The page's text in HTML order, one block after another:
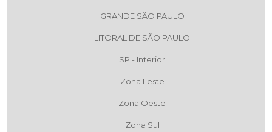
GRANDE SÃO PAULO
LITORAL DE SÃO PAULO
SP - Interior
Zona Leste
Zona Oeste
Zona Sul